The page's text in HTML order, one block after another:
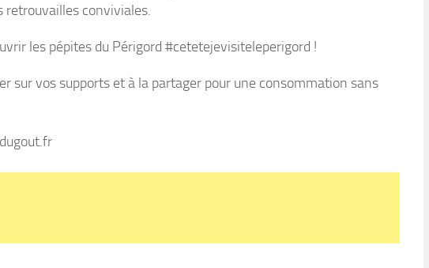
retrouvailles conviviales.
les pépites du Périgord #cetetejevisiteleperigord !
sur vos supports et à la partager pour une consommation sans